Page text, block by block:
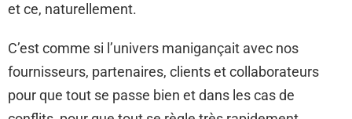
et ce, naturellement.
C’est comme si l’univers manigançait avec nos
fournisseurs, partenaires, clients et collaborateurs
pour que tout se passe bien et dans les cas de